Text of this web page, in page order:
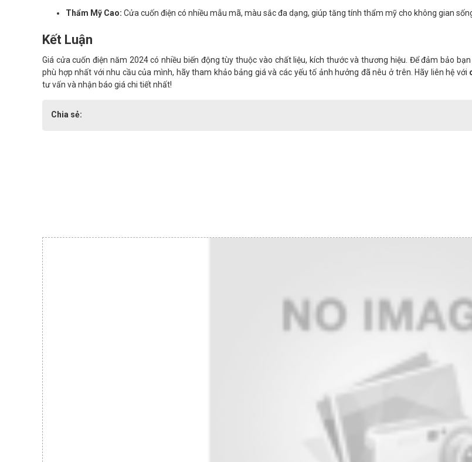
Thẩm Mỹ Cao: Cửa cuốn điện có nhiều mẫu mã, màu sắc đa dạng, giúp tăng tính thẩm mỹ cho không gian
Kết Luận
Giá cửa cuốn điện năm 2024 có nhiều biến động tùy thuộc vào chất liệu, kích thước và thương hiệu. Để đảm bảo
phù hợp nhất với nhu cầu của mình, hãy tham khảo bảng giá và các yếu tố ảnh hưởng đã nêu ở trên. Hãy liên hệ với
tư vấn và nhận báo giá chi tiết nhất!
Chia sẻ: